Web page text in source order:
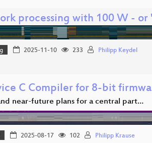
processing with 100 W -
2025-11-10 233 Philipp Keydel
C Compiler for 8-bit
near-future plans for a central part…
2025-08-17 102 Philipp Krause